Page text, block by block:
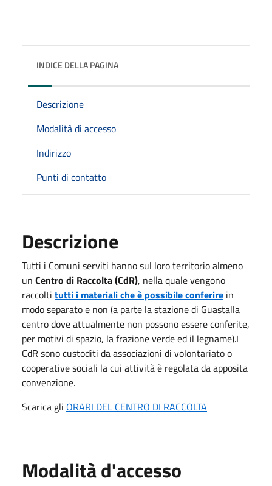
INDICE DELLA PAGINA
Descrizione
Modalità di accesso
Indirizzo
Punti di contatto
Descrizione
Tutti i Comuni serviti hanno sul loro territorio almeno
un Centro di Raccolta (CdR), nella quale vengono
raccolti tutti i materiali che è possibile conferire in
modo separato e non (a parte la stazione di Guastalla
centro dove attualmente non possono essere conferite,
per motivi di spazio, la frazione verde ed il legname).I
CdR sono custoditi da associazioni di volontariato o
cooperative sociali la cui attività è regolata da apposita
convenzione.
Scarica gli ORARI DEL CENTRO DI RACCOLTA
Modalità d'accesso